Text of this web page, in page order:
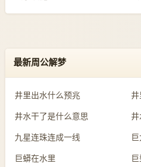
最新周公解梦
井里出水什么预兆 井
井水干了是什么意思 井
九星连珠连成一线
巨蟒在水里